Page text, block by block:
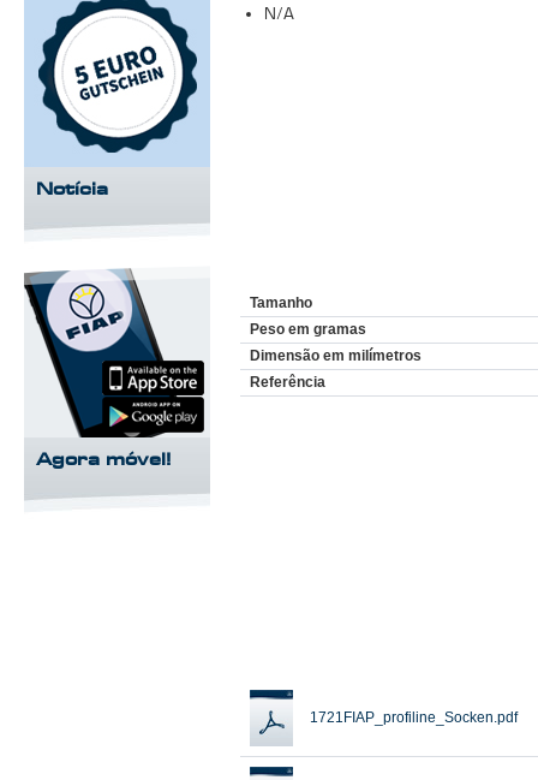
N/A
Tamanho
Peso em gramas
Dimensão em milímetros
Referência
1721FIAP_profiline_Socken.pdf
Notícia
Agora móvel!